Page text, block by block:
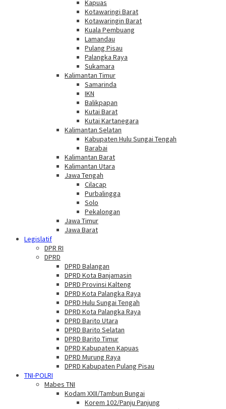
Kapuas
Kotawaringi Barat
Kotawaringin Barat
Kuala Pembuang
Lamandau
Pulang Pisau
Palangka Raya
Sukamara
Kalimantan Timur
Samarinda
IKN
Balikpapan
Kutai Barat
Kutai Kartanegara
Kalimantan Selatan
Kabupaten Hulu Sungai Tengah
Barabai
Kalimantan Barat
Kalimantan Utara
Jawa Tengah
Cilacap
Purbalingga
Solo
Pekalongan
Jawa Timur
Jawa Barat
Legislatif
DPR RI
DPRD
DPRD Balangan
DPRD Kota Banjamasin
DPRD Provinsi Kalteng
DPRD Kota Palangka Raya
DPRD Hulu Sungai Tengah
DPRD Kota Palangka Raya
DPRD Barito Utara
DPRD Barito Selatan
DPRD Barito Timur
DPRD Kabupaten Kapuas
DPRD Murung Raya
DPRD Kabupaten Pulang Pisau
TNI-POLRI
Mabes TNI
Kodam XXII/Tambun Bungai
Korem 102/Panju Panjung